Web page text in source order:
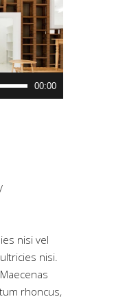
00:00
nisi vel
nisi.
rhoncus,